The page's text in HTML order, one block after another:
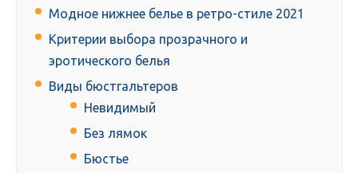
Модное нижнее белье в ретро-стиле 2021
Критерии выбора прозрачного и
эротического белья
Виды бюстгальтеров
Невидимый
Без лямок
Бюстье